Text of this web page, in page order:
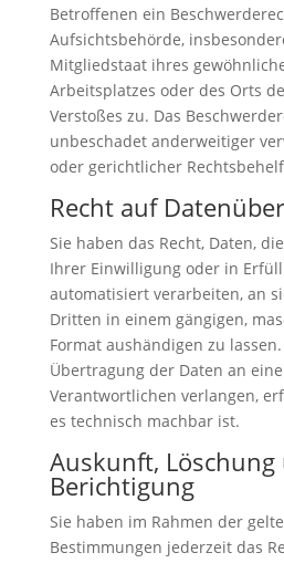
Betroffenen ein
Aufsichtsbehörde,
Mitgliedstaat ihres
Arbeitsplatzes oder des Orts
Verstoßes zu. Das
unbeschadet anderweitiger
oder gerichtlicher
Recht auf
Sie haben das Recht, Daten,
Ihrer Einwilligung oder in
automatisiert verarbeiten, an
Dritten in einem gängigen,
Format aushändigen zu
Übertragung der Daten an
Verantwortlichen verlangen,
es technisch machbar ist.
Auskunft, Löschung
Berichtigung
Sie haben im Rahmen der
Bestimmungen jederzeit das